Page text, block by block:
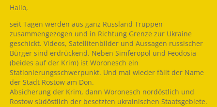
Hallo,
seit Tagen werden aus ganz Russland Truppen
zusammengezogen und in Richtung Grenze zur Ukraine
geschickt. Videos, Satellitenbilder und Aussagen russischer
Bürger sind erdrückend. Neben Simferopol und Feodosia
(beides auf der Krim) ist Woronesch ein
Stationierungsschwerpunkt. Und mal wieder fällt der Name
der Stadt Rostow am Don.
Absicherung der Krim, dann Woronesch nordöstlich und
Rostow südöstlich der besetzten ukrainischen Staatsgebiete.